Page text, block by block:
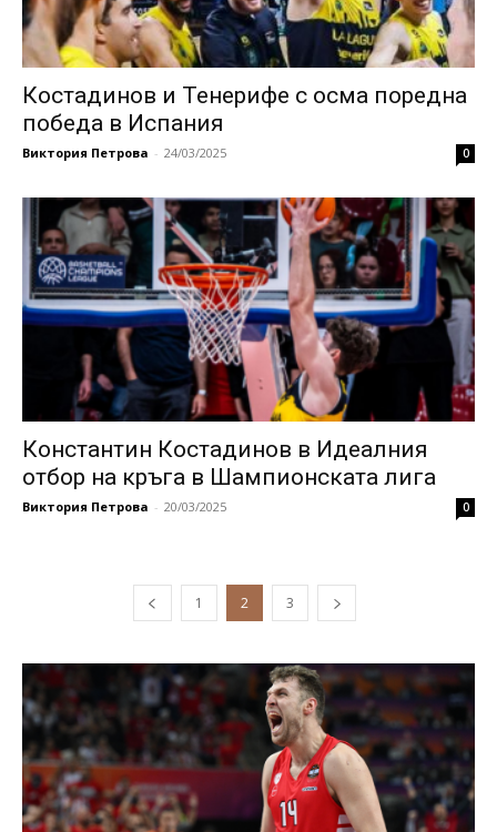
Костадинов и Тенерифе с осма поредна
победа в Испания
Виктория Петрова - 24/03/2025 0
Константин Костадинов в Идеалния
отбор на кръга в Шампионската лига
Виктория Петрова - 20/03/2025 0
1 2 3